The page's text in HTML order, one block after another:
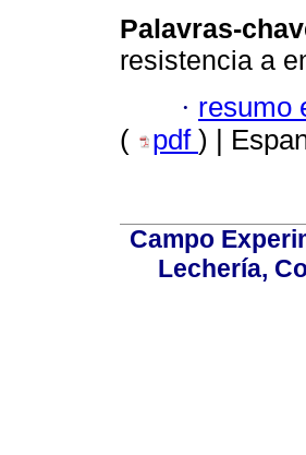
Palavras-
resistencia a
· resumo
(
pdf ) |
Campo
Lechería,